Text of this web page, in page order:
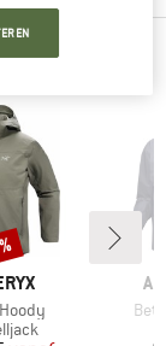
MERKEN